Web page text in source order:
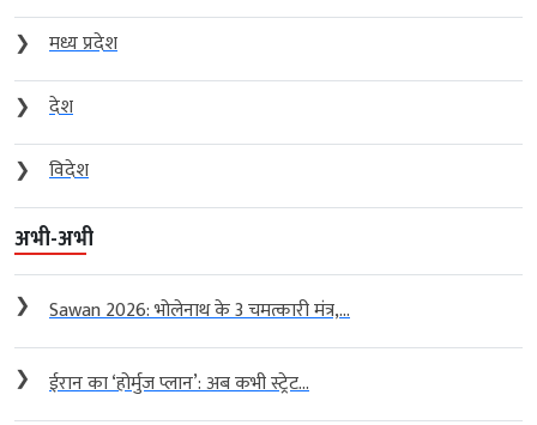
❯
मध्य प्रदेश
❯
देश
❯
विदेश
अभी-अभी
❯ Sawan 2026: भोलेनाथ के 3 चमत्कारी मंत्र,...
❯ ईरान का ‘होर्मुज प्लान’: अब कभी स्ट्रेट...